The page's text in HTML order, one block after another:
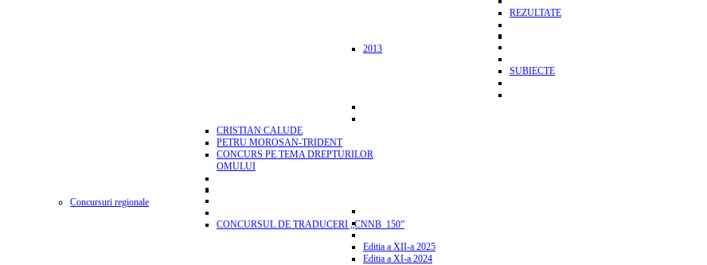
REZULTATE
2013
SUBIECTE
CRISTIAN CALUDE
PETRU MOROSAN-TRIDENT
CONCURS PE TEMA DREPTURILOR
OMULUI
Concursuri regionale
CONCURSUL DE TRADUCERI „CNNB_150”
Editia a XII-a 2025
Editia a XI-a 2024